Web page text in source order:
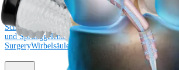
Schulter EllenbogenSchulterendoprothetikHand
und Sprunggelenk TraumaHüfteOrthobiologie
SurgeryWirbelsäule